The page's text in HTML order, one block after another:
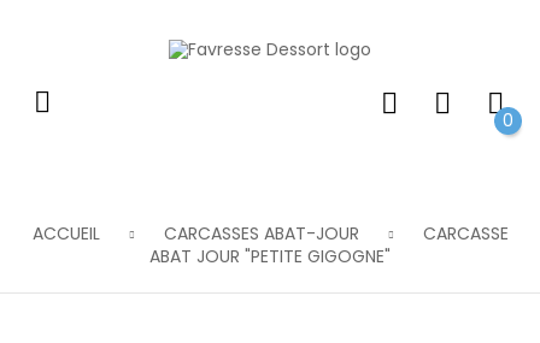
0
ACCUEIL CARCASSES ABAT-JOUR
CARCASSE
ABAT JOUR "PETITE GIGOGNE"